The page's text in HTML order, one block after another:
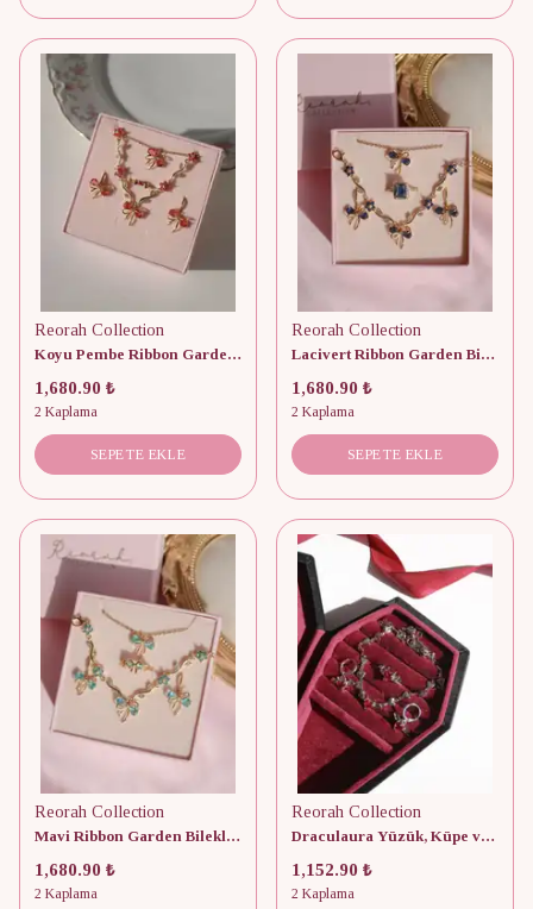
Reorah Collection
Koyu Pembe Ribbon Garden Bileklik, Küpe, Yüzük ve Kolye Set
1,680.90 ₺
2 Kaplama
SEPETE EKLE
Reorah Collection
Lacivert Ribbon Garden Bileklik, Küpe, Yüzük ve Kolye Set
1,680.90 ₺
2 Kaplama
SEPETE EKLE
Reorah Collection
Mavi Ribbon Garden Bileklik, Küpe, Yüzük, Kolye Set
1,680.90 ₺
2 Kaplama
Reorah Collection
Draculaura Yüzük, Küpe ve Kolye Set
1,152.90 ₺
2 Kaplama